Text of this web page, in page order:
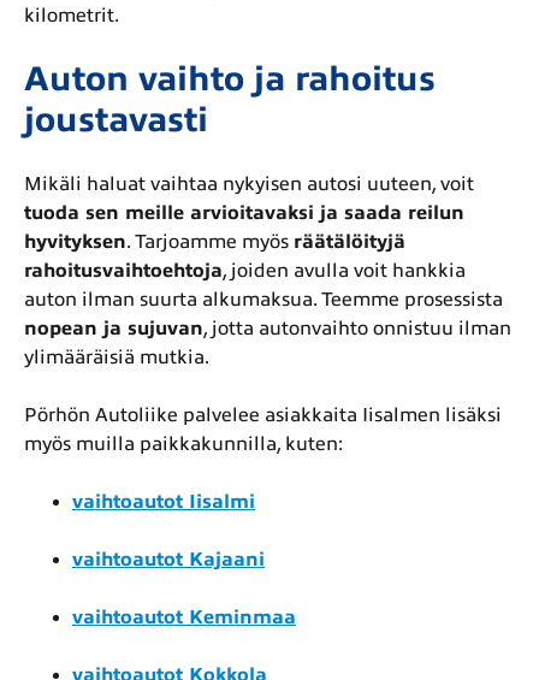
kilometrit.
Auton vaihto ja rahoitus
joustavasti
Mikäli haluat vaihtaa nykyisen autosi uuteen, voit
tuoda sen meille arvioitavaksi ja saada reilun
hyvityksen. Tarjoamme myös räätälöityjä
rahoitusvaihtoehtoja, joiden avulla voit hankkia
auton ilman suurta alkumaksua. Teemme prosessista
nopean ja sujuvan, jotta autonvaihto onnistuu ilman
ylimääräisiä mutkia.
Pörhön Autoliike palvelee asiakkaita Iisalmen lisäksi
myös muilla paikkakunnilla, kuten:
vaihtoautot Iisalmi
vaihtoautot Kajaani
vaihtoautot Keminmaa
vaihtoautot Kokkola